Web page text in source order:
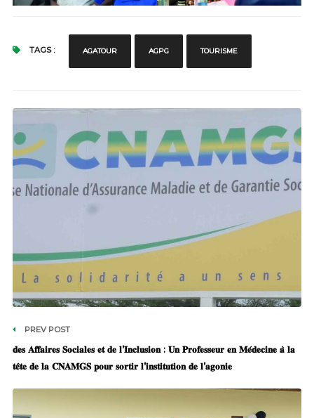
TAGS : AGATOUR AGPG TOURISME
PREV POST
𝐝𝐞𝐬 𝐀𝐟𝐟𝐚𝐢𝐫𝐞𝐬 𝐒𝐨𝐜𝐢𝐚𝐥𝐞𝐬 𝐞𝐭 𝐝𝐞 𝐥’𝐈𝐧𝐜𝐥𝐮𝐬𝐢𝐨𝐧 : 𝐔𝐧 𝐏𝐫𝐨𝐟𝐞𝐬𝐬𝐞𝐮𝐫 𝐞𝐧 𝐌𝐞́𝐝𝐞𝐜𝐢𝐧𝐞 𝐚̀ 𝐥𝐚
𝐭𝐞̂𝐭𝐞 𝐝𝐞 𝐥𝐚 𝐂𝐍𝐀𝐌𝐆𝐒 𝐩𝐨𝐮𝐫 𝐬𝐨𝐫𝐭𝐢𝐫 𝐥’𝐢𝐧𝐬𝐭𝐢𝐭𝐮𝐭𝐢𝐨𝐧 𝐝𝐞 𝐥’𝐚𝐠𝐨𝐧𝐢𝐞